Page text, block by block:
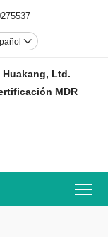

Huakang, Ltd.
MDR